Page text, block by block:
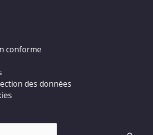
conforme
des données